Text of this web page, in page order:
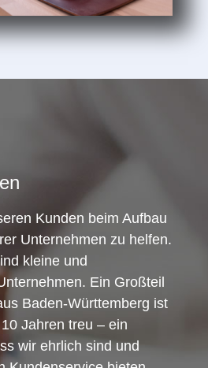
Kunden beim Aufbau
Unternehmen zu helfen.
kleine und
Ein Großteil
Baden-Württemberg ist
Jahren treu – ein
wir ehrlich sind und